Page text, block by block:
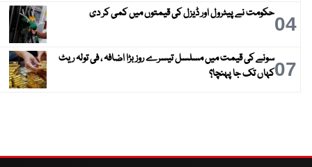
04حکومت نے پیٹرول اور ڈیزل کی قیمتوں میں کمی کر دی
07سونے کی قیمت میں مسلسل تیسرے روز بڑا اضافہ ، فی تولہ ریٹ
کہاں تک جا پہنچا؟